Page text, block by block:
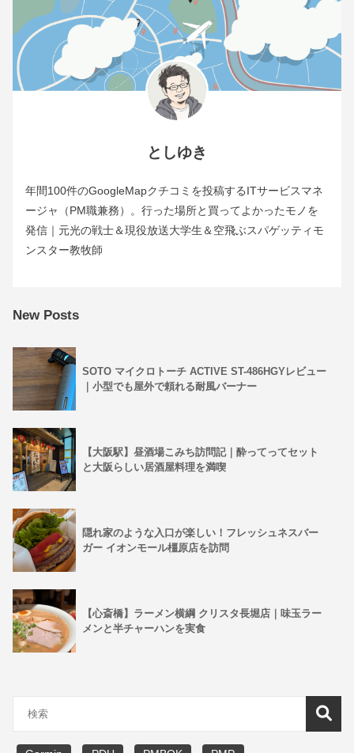
としゆき
年間100件のGoogleMapクチコミを投稿するITサービスマネ
ージャ（PM職兼務）。行った場所と買ってよかったモノを
発信｜元光の戦士＆現役放送大学生＆空飛ぶスパゲッティモ
ンスター教牧師
New Posts
SOTO マイクロトーチ ACTIVE ST-486HGYレビュー
｜小型でも屋外で頼れる耐風バーナー
【大阪駅】昼酒場こみち訪問記｜酔ってってセット
と大阪らしい居酒屋料理を満喫
隠れ家のような入口が楽しい！フレッシュネスバー
ガー イオンモール橿原店を訪問
【心斎橋】ラーメン横綱 クリスタ長堀店｜味玉ラー
メンと半チャーハンを実食